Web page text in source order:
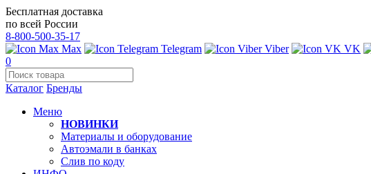
Бесплатная доставка
по всей России
8-800-500-35-17
Max
Telegram Viber VK
0
Каталог Бренды
Меню
НОВИНКИ
Материалы и оборудование
Автоэмали в банках
Слив по коду